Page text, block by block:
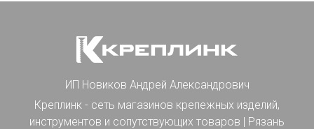
ИП Новиков Андрей Александрович
Креплинк - сеть магазинов крепежных изделий,
инструментов и сопутствующих товаров | Рязань